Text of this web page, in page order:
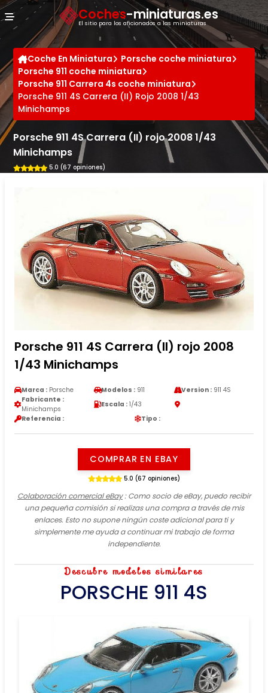
Coches-miniaturas.es
El sitio para los aficionados a las miniaturas
Coche En Miniatura
Porsche coche miniatura
Porsche 911 coche miniatura
Porsche 911 Carrera 4s coche miniatura
Porsche 911 4S Carrera (II) Rojo 2008 1/43
Minichamps
Porsche 911 4S Carrera (II) rojo 2008 1/43
Minichamps
5.0 (67 opiniones)
Porsche 911 4S Carrera (II) rojo 2008
1/43 Minichamps
Marca : Porsche Modelos : 911 Version :911 4S
Fabricante :
Minichamps
Escala : 1/43
Referencia :
Tipo :
COMPRAR EN EBAY
5.0 (67 opiniones)
Colaboración comercial eBay: Como socio de eBay, puedo recibir
una pequeña comisión si realizas una compra a través de mis
enlaces. Esto no supone ningún coste adicional para ti y
simplemente me ayuda a continuar mi trabajo de forma
independiente.
Descubre modelos similares
PORSCHE 911 4S
Panel de gestión de cookies